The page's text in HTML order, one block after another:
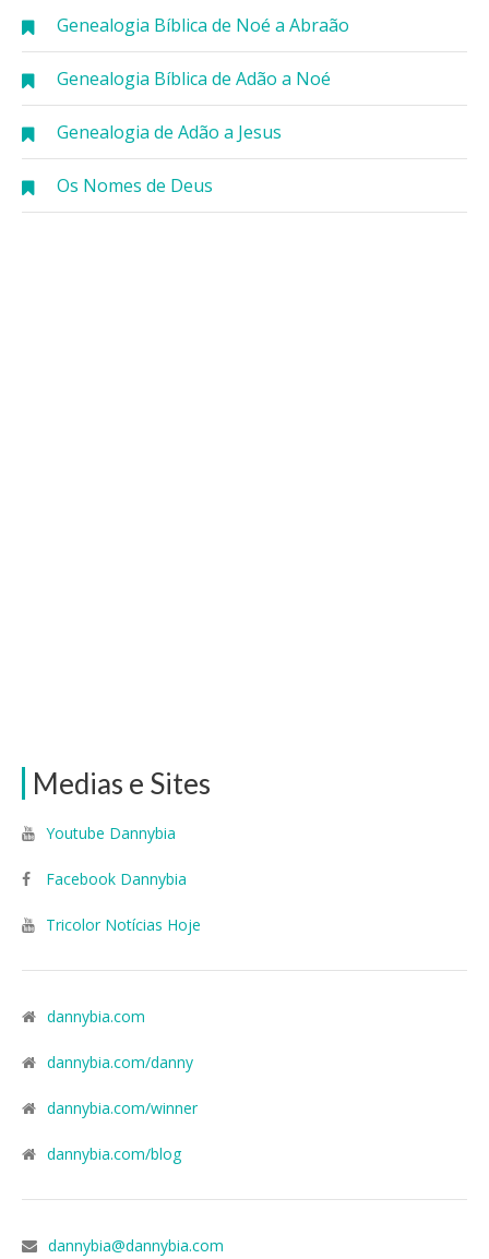
Genealogia Bíblica de Noé a Abraão
Genealogia Bíblica de Adão a Noé
Genealogia de Adão a Jesus
Os Nomes de Deus
Medias e Sites
Youtube Dannybia
Facebook Dannybia
Tricolor Notícias Hoje
dannybia.com
dannybia.com/danny
dannybia.com/winner
dannybia.com/blog
dannybia@dannybia.com